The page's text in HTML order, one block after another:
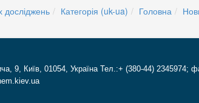
досліджень Категорія (uk-ua) Головна
9, Київ, 01054, Україна Тел.:+ (380-44) 2345974;